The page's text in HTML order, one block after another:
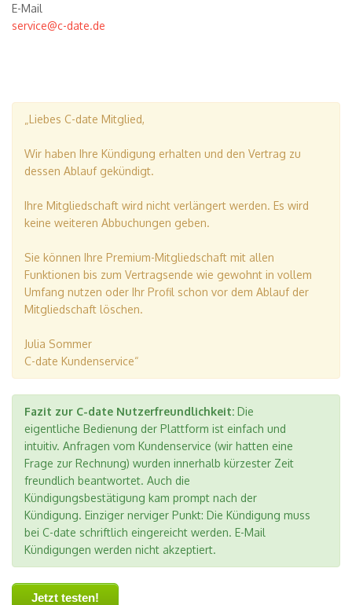
E-Mail
service@c-date.de
„Liebes C-date Mitglied,
Wir haben Ihre Kündigung erhalten und den Vertrag zu
dessen Ablauf gekündigt.
Ihre Mitgliedschaft wird nicht verlängert werden. Es wird
keine weiteren Abbuchungen geben.
Sie können Ihre Premium-Mitgliedschaft mit allen
Funktionen bis zum Vertragsende wie gewohnt in vollem
Umfang nutzen oder Ihr Profil schon vor dem Ablauf der
Mitgliedschaft löschen.
Julia Sommer
C-date Kundenservice“
Fazit zur C-date Nutzerfreundlichkeit: Die
eigentliche Bedienung der Plattform ist einfach und
intuitiv. Anfragen vom Kundenservice (wir hatten eine
Frage zur Rechnung) wurden innerhalb kürzester Zeit
freundlich beantwortet. Auch die
Kündigungsbestätigung kam prompt nach der
Kündigung. Einziger nerviger Punkt: Die Kündigung muss
bei C-date schriftlich eingereicht werden. E-Mail
Kündigungen werden nicht akzeptiert.
Jetzt testen!